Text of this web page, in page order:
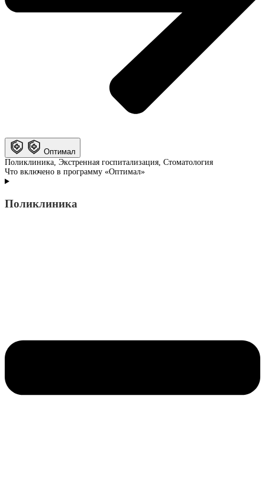
Оптимал
Поликлиника, Экстренная госпитализация, Стоматология
Что включено в программу «Оптимал»
Поликлиника